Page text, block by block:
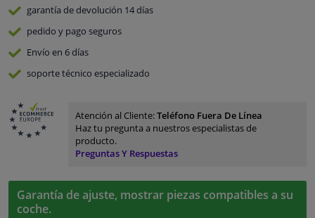
garantía de devolución 14 días
pedido y pago seguros
Envío en 6 días
soporte técnico especializado
Atención al Cliente:Teléfono Fuera De Línea
Haz tu pregunta a nuestros especialistas de
producto.
Preguntas Y Respuestas
Garantía de ajuste, mostrar piezas compatibles a su
coche.